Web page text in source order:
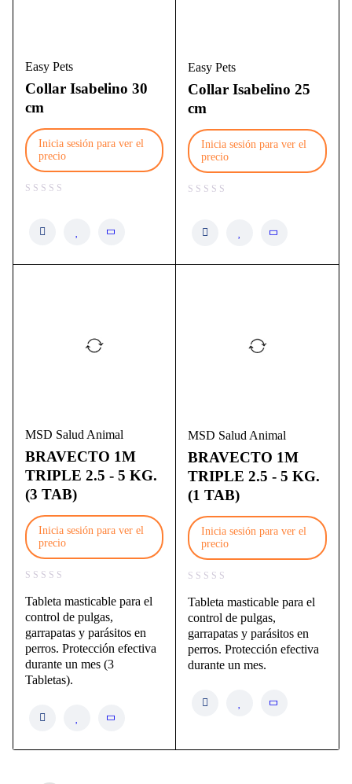
Easy Pets
Collar Isabelino 30
cm
Inicia sesión para ver el
precio
Easy Pets
Collar Isabelino 25
cm
Inicia sesión para ver el
precio
MSD Salud Animal
BRAVECTO 1M
TRIPLE 2.5 - 5 KG.
(3 TAB)
Inicia sesión para ver el
precio
Tableta masticable para el
control de pulgas,
garrapatas y parásitos en
perros. Protección efectiva
durante un mes (3
Tabletas).
MSD Salud Animal
BRAVECTO 1M
TRIPLE 2.5 - 5 KG.
(1 TAB)
Inicia sesión para ver el
precio
Tableta masticable para el
control de pulgas,
garrapatas y parásitos en
perros. Protección efectiva
durante un mes.